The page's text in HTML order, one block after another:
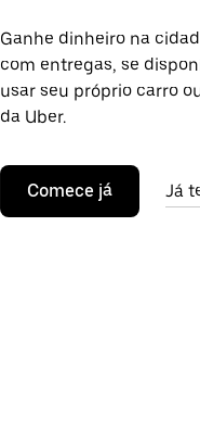
Ganhe dinheiro na
com entregas, se
usar seu próprio carro
da Uber.
Comece já Já